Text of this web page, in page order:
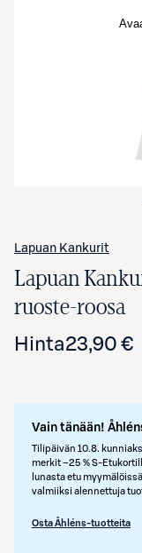
Lapuan Kankurit
Lapuan
ruoste-roosa
Hinta23,90 €
Vain tänään!
Tilipäivän 10.8.
merkit –25 %
lunasta etu
valmiiksi alennettuja
Osta Åhléns-tuotteita